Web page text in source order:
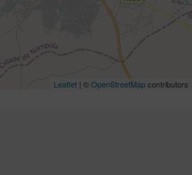
Leaflet | ©OpenStreetMapcontributors